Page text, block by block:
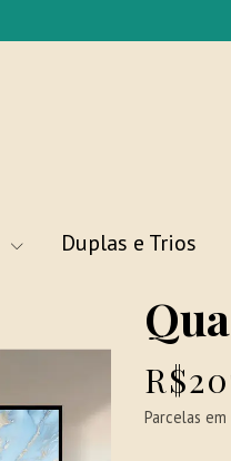
Duplas e Trios
Parcelas